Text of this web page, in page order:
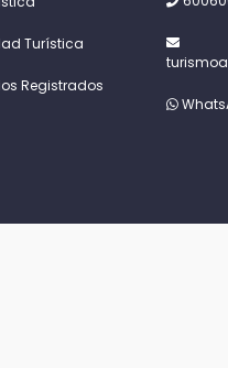
Turística
Registrados